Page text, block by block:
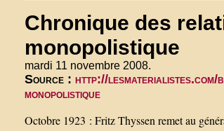
Chronique des
monopolistique
mardi 11 novembre 2008.
Source :http://lesmaterialistes.com/
monopolistique
Octobre 1923 : Fritz Thyssen remet au